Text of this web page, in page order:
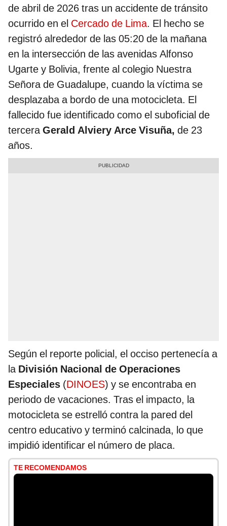
de abril de 2026 tras un accidente de tránsito
ocurrido en el Cercado de Lima. El hecho se
registró alrededor de las 05:20 de la mañana
en la intersección de las avenidas Alfonso
Ugarte y Bolivia, frente al colegio Nuestra
Señora de Guadalupe, cuando la víctima se
desplazaba a bordo de una motocicleta. El
fallecido fue identificado como el suboficial de
terceraGerald Alviery Arce Visuña, de 23
años.
Según el reporte policial, el occiso pertenecía a
la División Nacional de Operaciones
Especiales (DINOES) y se encontraba en
periodo de vacaciones. Tras el impacto, la
motocicleta se estrelló contra la pared del
centro educativo y terminó calcinada, lo que
impidió identificar el número de placa.
TE RECOMENDAMOS